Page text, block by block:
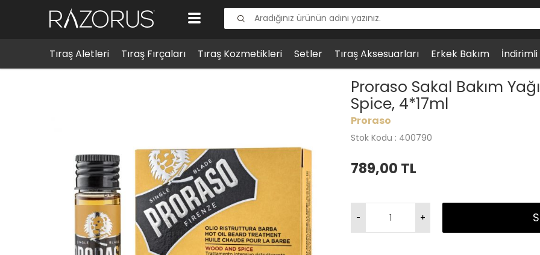
Tıraş Aletleri Tıraş Fırçaları Tıraş Kozmetikleri Setler Tıraş Aksesuarları Erkek Bakım
Erkek Bakım Sakal & Bıyık Bakımı Proraso Sakal Bakım Yağı, Sıcak Uygulama, Wood & Spice, 4*17ml
Proraso Sakal Bakım
Spice, 4*17ml
Proraso
Stok Kodu : 400790
789,00 TL